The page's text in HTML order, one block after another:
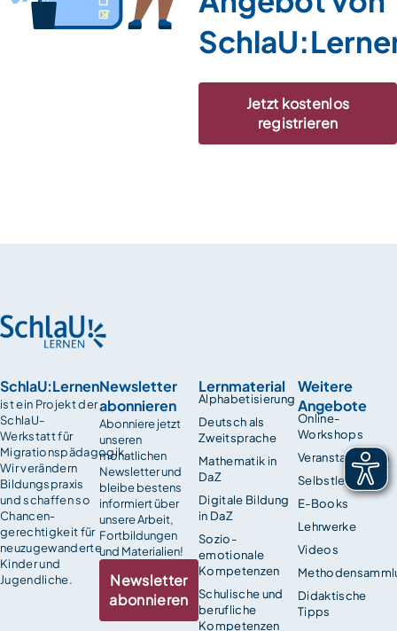
Jetzt kostenlos
registrieren
SchlaU:Lernen
ist ein Projekt der
SchlaU-
Werkstatt für
Migrationspädagogik.
Wir verändern
Bildungspraxis
und schaffen so
Chancen­
gerechtigkeit für
neuzugewanderte
Kinder und
Jugendliche.
Lernmaterial
Alphabetisierung
Deutsch als
Zweitsprache
Mathematik in
DaZ
Digitale Bildung
in DaZ
Sozio-
emotionale
Kompetenzen
Schulische und
berufliche
Kompetenzen
Weitere
Angebote
Online-
Workshops
Veranstaltungen
Selbstlernkurse
E-Books
Lehrwerke
Videos
Didaktische
Tipps
Newsletter
abonnieren
Abonniere jetzt
unseren
monatlichen
Newsletter und
bleibe bestens
informiert über
unsere Arbeit,
Fortbildungen
und Materialien!
Newsletter
abonnieren